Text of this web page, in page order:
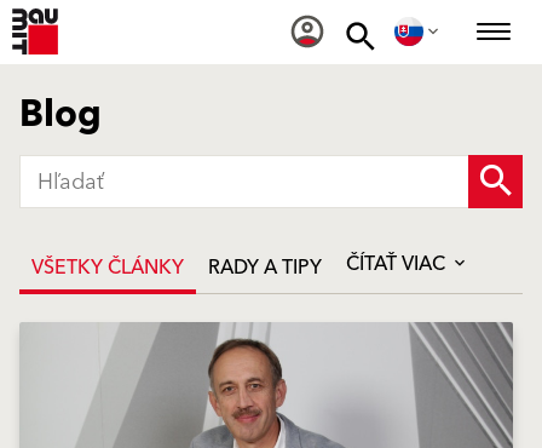
Blog
VŠETKY ČLÁNKY RADY A TIPY ČÍTAŤ VIAC